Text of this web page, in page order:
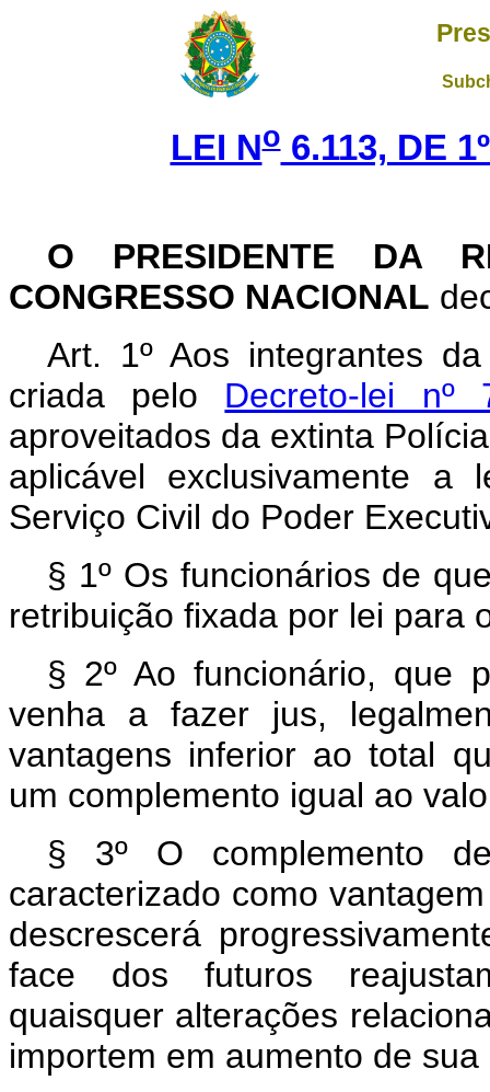
LEI No6.113, DE
O PRESIDENTE DA
CONGRESSO NACIONAL
Art. 1º Aos integrantes
criada pelo Decreto-lei
aproveitados da extinta
aplicável exclusivamente a
Serviço Civil do Poder
§ 1º Os funcionários de
retribuição fixada por lei para
§ 2º Ao funcionário, que
venha a fazer jus,
vantagens inferior ao total
um complemento igual ao
§ 3º O complemento
caracterizado como
descrescerá
face dos futuros
quaisquer alterações
importem em aumento de